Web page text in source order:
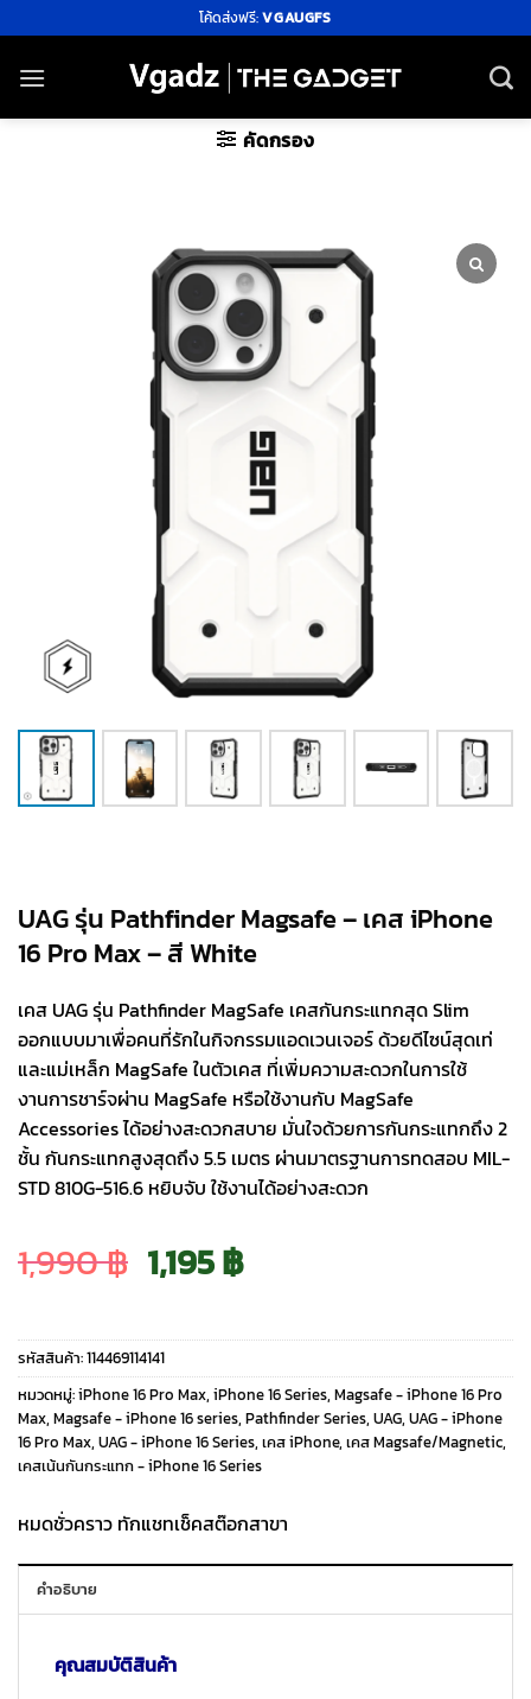
ไป
ยัง
โค้ดส่งฟรี:VGAUGFS
คัดกรอง
UAG รุ่น Pathfinder Magsafe – เคส iPhone
16 Pro Max – สี White
เคส UAG รุ่น Pathfinder MagSafe เคสกันกระแทกสุด Slim
ออกแบบมาเพื่อคนที่รักในกิจกรรมแอดเวนเจอร์ ด้วยดีไซน์สุดเท่
และแม่เหล็ก MagSafe ในตัวเคส ที่เพิ่มความสะดวกในการใช้
งานการชาร์จผ่าน MagSafe หรือใช้งานกับ MagSafe
Accessories ได้อย่างสะดวกสบาย มั่นใจด้วยการกันกระแทกถึง 2
ชั้น กันกระแทกสูงสุดถึง 5.5 เมตร ผ่านมาตรฐานการทดสอบ MIL-
STD 810G-516.6 หยิบจับ ใช้งานได้อย่างสะดวก
1,990฿ Original
price
was:
1,990 ฿.
1,195฿Current
price
is:
1,195 ฿.
รหัสสินค้า:114469114141
หมวดหมู่:iPhone 16 Pro Max, iPhone 16 Series, Magsafe - iPhone 16 Pro
Max, Magsafe - iPhone 16 series, Pathfinder Series, UAG, UAG - iPhone
16 Pro Max, UAG - iPhone 16 Series, เคส iPhone, เคส Magsafe/Magnetic,
เคสเน้นกันกระแทก - iPhone 16 Series
หมดชั่วคราว ทักแชทเช็คสต๊อกสาขา
คำอธิบาย
คุณสมบัติสินค้า